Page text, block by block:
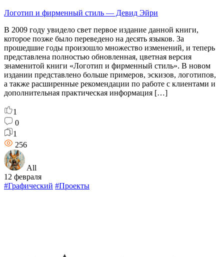
Логотип и фирменный стиль — Девид Эйри
В 2009 году увидело свет первое издание данной книги,
которое позже было переведено на десять языков. За
прошедшие годы произошло множество изменений, и теперь
представлена полностью обновленная, цветная версия
знаменитой книги «Логотип и фирменный стиль». В новом
издании представлено больше примеров, эскизов, логотипов,
а также расширенные рекомендации по работе с клиентами и
дополнительная практическая информация […]
1
0
1
256
All
12 февраля
#Графический #Проекты